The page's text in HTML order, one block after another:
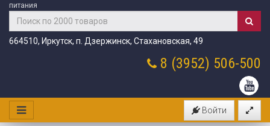
питания
664510, Иркутск, п. Дзержинск, Стахановская, 49
8 (3952) 506-500
Войти